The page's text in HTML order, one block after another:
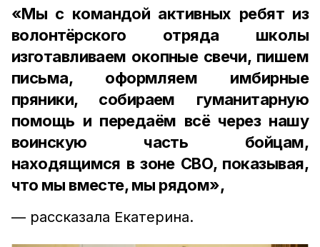
«Мы с командой активных ребят из
волонтёрского отряда школы
изготавливаем окопные свечи, пишем
письма, оформляем имбирные
пряники, собираем гуманитарную
помощь и передаём всё через нашу
воинскую часть бойцам,
находящимся в зоне СВО, показывая,
что мы вместе, мы рядом»,
— рассказала Екатерина.